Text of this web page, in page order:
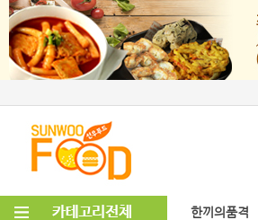
한끼의품격